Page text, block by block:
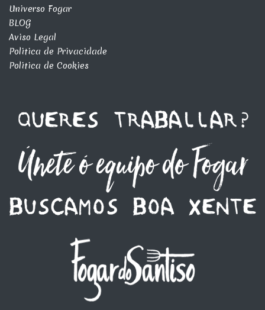
Universo Fogar
BLOG
Aviso Legal
Politica de Privacidade
Politica de Cookies